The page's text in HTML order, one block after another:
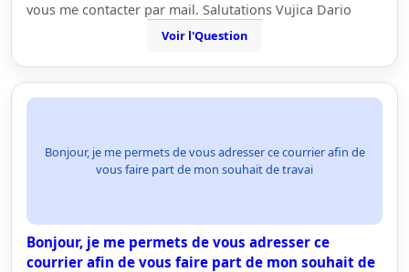
vous me contacter par mail. Salutations Vujica Dario
Voir l'Question
Bonjour, je me permets de vous adresser ce courrier afin de
vous faire part de mon souhait de travai
Bonjour, je me permets de vous adresser ce
courrier afin de vous faire part de mon souhait de